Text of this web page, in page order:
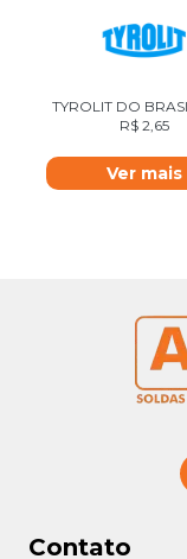
TYROLIT DO
R$ 2,65
Ver mais
Contato